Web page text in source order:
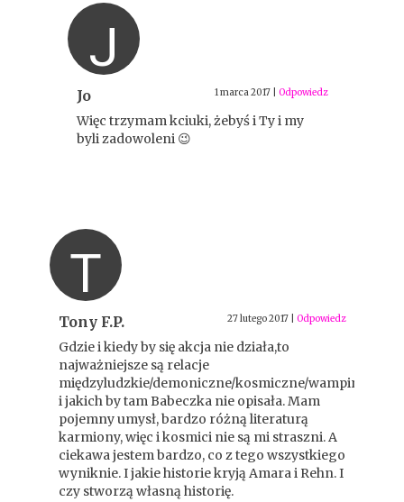
J
Jo 1 marca 2017 Odpowiedz
Więc trzymam kciuki, żebyś i Ty i my
byli zadowoleni 😉
T
Tony F.P. 27 lutego 2017 Odpowiedz
Gdzie i kiedy by się akcja nie działa,to
najważniejsze są relacje
międzyludzkie/demoniczne/kosmiczne/wampirze
i jakich by tam Babeczka nie opisała. Mam
pojemny umysł, bardzo różną literaturą
karmiony, więc i kosmici nie są mi straszni. A
ciekawa jestem bardzo, co z tego wszystkiego
wyniknie. I jakie historie kryją Amara i Rehn. I
czy stworzą własną historię.